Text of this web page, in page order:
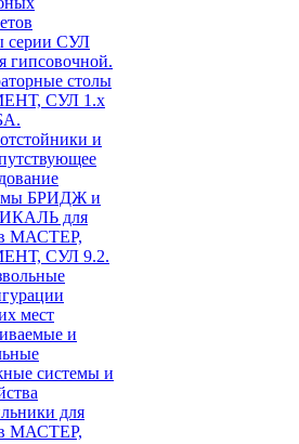
серии СУЛ
гипсовочной.
столы
СУЛ 1.х
и
БРИДЖ и
для
МАСТЕР,
СУЛ 9.2.
мест
и
системы и
для
МАСТЕР,